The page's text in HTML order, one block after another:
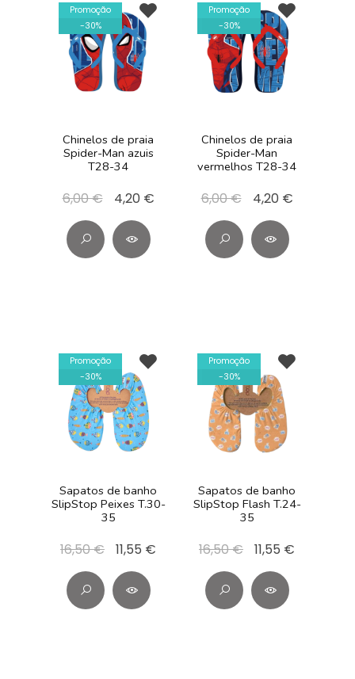
Promoção
-30%
Chinelos de praia
Spider-Man azuis
T28-34
6,00 € 4,20 €
Promoção
-30%
Chinelos de praia
Spider-Man
vermelhos T28-34
6,00 € 4,20 €
Promoção
-30%
Sapatos de banho
SlipStop Peixes T.30-
35
16,50 € 11,55 €
Promoção
-30%
Sapatos de banho
SlipStop Flash T.24-
35
16,50 € 11,55 €